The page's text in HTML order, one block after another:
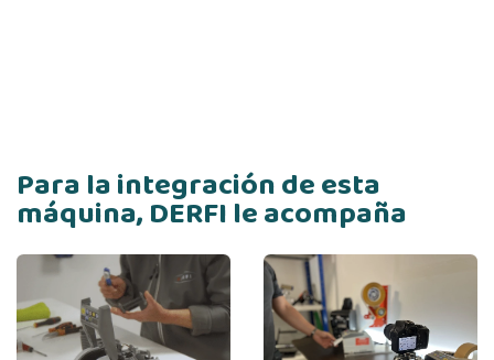
Para la integración de esta
máquina, DERFI le acompaña